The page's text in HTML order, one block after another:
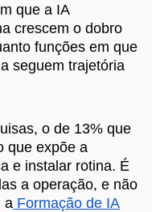
que a IA
crescem o dobro
funções em que
seguem trajetória
o de 13% que
que expõe a
e instalar rotina. É
a operação, e não
a Formação de IA